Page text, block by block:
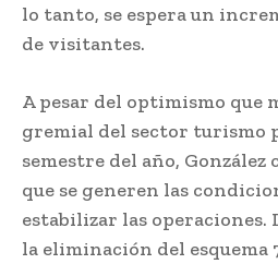
lo tanto, se espera un
de visitantes.
A pesar del optimismo que
gremial del sector turismo
semestre del año, González
que se generen las
estabilizar las operaciones.
la eliminación del esquema